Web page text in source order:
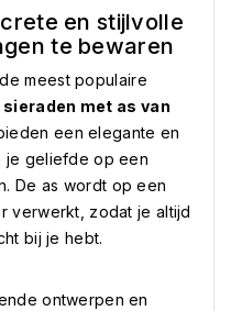
en stijlvolle
te bewaren
meest populaire
sieraden met as van
een elegante en
je geliefde op een
De as wordt op een
verwerkt, zodat je altijd
bij je hebt.
ontwerpen en